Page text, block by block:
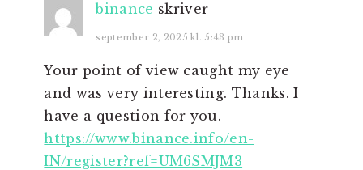
binance skriver
september 2, 2025 kl. 5:43 pm
Your point of view caught my eye
and was very interesting. Thanks. I
have a question for you.
https://www.binance.info/en-
IN/register?ref=UM6SMJM3